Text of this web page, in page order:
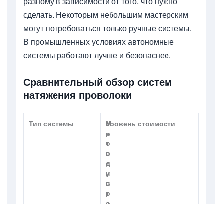
разному в зависимости от того, что нужно
сделать. Некоторым небольшим мастерским
могут потребоваться только ручные системы.
В промышленных условиях автономные
системы работают лучше и безопаснее.
Сравнительный обзор систем
натяжения проволоки
Тип системы
М
е
т
о
д
у
п
р
У
р
о
в
е
н
ь
т
Уровень стоимости